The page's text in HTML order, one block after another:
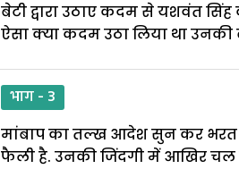
बेटी द्वारा उठाए कदम से यशवंत
ऐसा क्या कदम उठा लिया था उनकी
भाग - 3
मांबाप का तल्ख आदेश सुन कर भरत
फैली है. उनकी जिंदगी में आखिर चल